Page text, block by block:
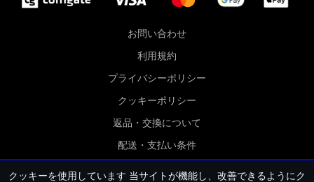
お問い合わせ
利用規約
プライバシーポリシー
クッキーポリシー
返品・交換について
配送・支払い条件
クッキーを使用しています 当サイトが機能し、改善できるようにク